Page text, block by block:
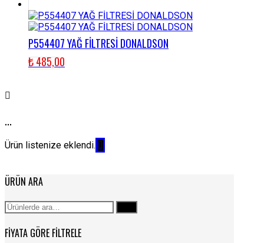
P554407 YAĞ FİLTRESİ DONALDSON
₺485,00
...
Ürün listenize eklendi.
ÜRÜN ARA
Ara:
FIYATA GÖRE FILTRELE